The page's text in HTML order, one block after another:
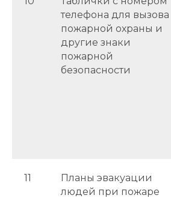
телефона для вызова
пожарной охраны и
другие знаки
пожарной
безопасности
11
Планы эвакуации
людей при пожаре